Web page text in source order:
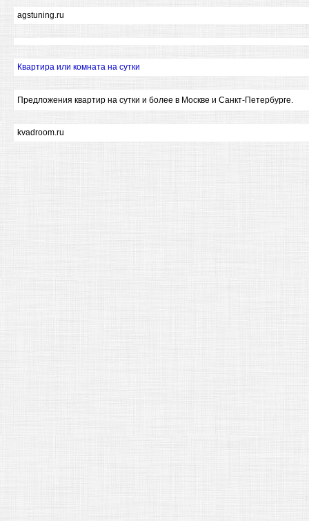
agstuning.ru
Квартира или комната на сутки
Предложения квартир на сутки и более в Москве и Санкт-Петербурге.
kvadroom.ru